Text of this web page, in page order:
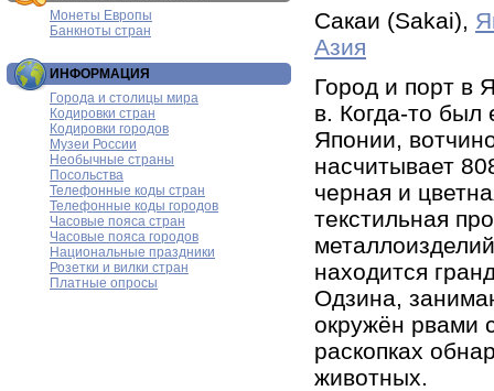
Монеты Европы
Банкноты стран
ИНФОРМАЦИЯ
Города и столицы мира
Кодировки стран
Кодировки городов
Музеи России
Необычные страны
Посольства
Телефонные коды стран
Телефонные коды городов
Часовые пояса стран
Часовые пояса городов
Национальные праздники
Розетки и вилки стран
Платные опросы
Сакаи (Sakai),
Азия
Город и порт в
в. Когда-то
Японии,
насчитывает
черная и
текстильная
находится
Одзина,
окружён рвами
раскопках
животных.